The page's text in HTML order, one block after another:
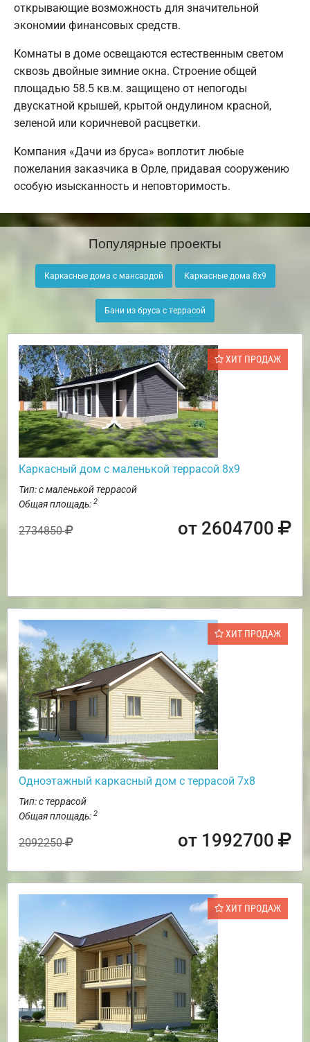
открывающие возможность для значительной
экономии финансовых средств.
Комнаты в доме освещаются естественным светом
сквозь двойные зимние окна. Строение общей
площадью 58.5 кв.м. защищено от непогоды
двускатной крышей, крытой ондулином красной,
зеленой или коричневой расцветки.
Компания «Дачи из бруса» воплотит любые
пожелания заказчика в Орле, придавая сооружению
особую изысканность и неповторимость.
Популярные проекты
Каркасные дома с мансардой Каркасные дома 8х9
Бани из бруса с террасой
ХИТ ПРОДАЖ
Каркасный дом с маленькой террасой 8х9
Тип: с маленькой террасой
Общая площадь: 2
2734850 от 2604700
ХИТ ПРОДАЖ
Одноэтажный каркасный дом с террасой 7х8
Тип: с террасой
Общая площадь: 2
2092250 от 1992700
ХИТ ПРОДАЖ